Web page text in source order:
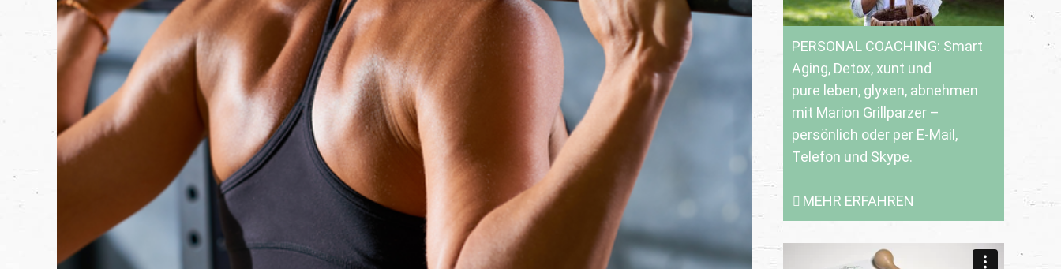
PERSONAL COACHING: Smart
Aging, Detox, xunt und
pure leben, glyxen, abnehmen
mit Marion Grillparzer –
persönlich oder per E-Mail,
Telefon und Skype.
MEHR ERFAHREN